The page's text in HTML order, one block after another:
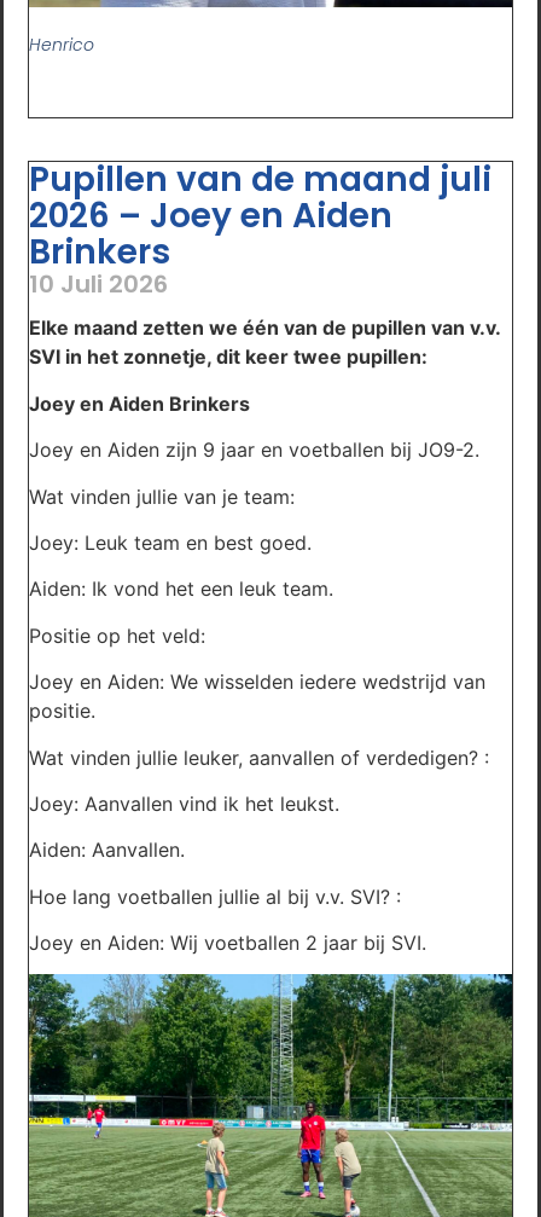
Henrico
Pupillen van de maand juli
2026 – Joey en Aiden
Brinkers
10 Juli 2026
Elke maand zetten we één van de pupillen van v.v.
SVI in het zonnetje, dit keer twee pupillen:
Joey en Aiden Brinkers
Joey en Aiden zijn 9 jaar en voetballen bij JO9-2.
Wat vinden jullie van je team:
Joey: Leuk team en best goed.
Aiden: Ik vond het een leuk team.
Positie op het veld:
Joey en Aiden: We wisselden iedere wedstrijd van
positie.
Wat vinden jullie leuker, aanvallen of verdedigen? :
Joey: Aanvallen vind ik het leukst.
Aiden: Aanvallen.
Hoe lang voetballen jullie al bij v.v. SVI? :
Joey en Aiden: Wij voetballen 2 jaar bij SVI.